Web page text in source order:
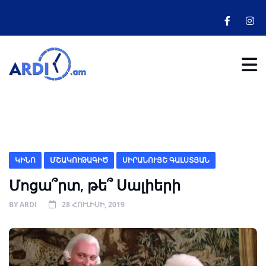
ԿԻՆՈ ՄՇԱԿՈՒԹԱԳԻԾ ՍԻՐԱՆՈՒՅՇ ԳԱԼՍՏՅԱՆ
Մոցա՞րտ, թե՞ Սալիերի
BYARDI 28 ՀՈՒԼԻՍԻ, 2019